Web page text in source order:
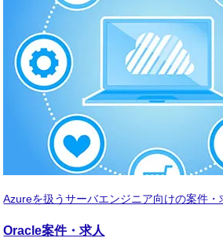
Azureを扱うサーバエンジニア向けの案件・
Oracle案件・求人